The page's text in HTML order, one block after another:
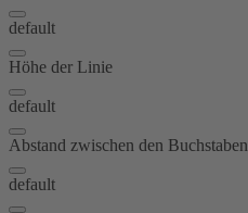
default
Höhe der Linie
default
Abstand zwischen den Buchstaben
default